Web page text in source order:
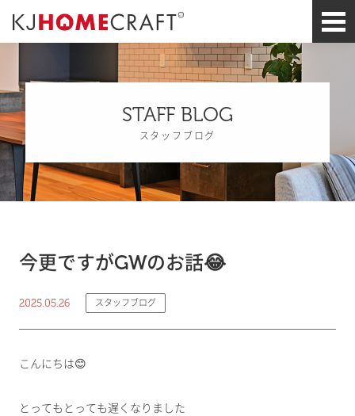
STAFF BLOG
スタッフブログ
今更ですがGWのお話😂
2025.05.26 スタッフブログ
こんにちは😊
とってもとっても遅くなりました